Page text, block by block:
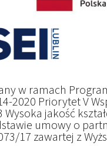
w ramach
2020 Priorytet V
Wysoka jakość
umowy o
17 zawartej z